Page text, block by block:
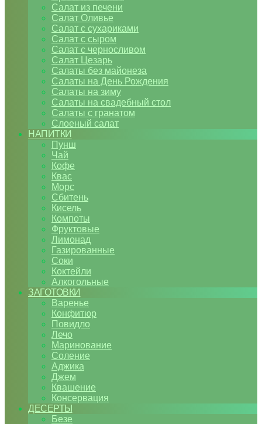
Салат из печени
Салат Оливье
Салат с сухариками
Салат с сыром
Салат с черносливом
Салат Цезарь
Салаты без майонеза
Салаты на День Рождения
Салаты на зиму
Салаты на свадебный стол
Салаты с гранатом
Слоеный салат
НАПИТКИ
Пунш
Чай
Кофе
Квас
Морс
Сбитень
Кисель
Компоты
Фруктовые
Лимонад
Газированные
Соки
Коктейли
Алкогольные
ЗАГОТОВКИ
Варенье
Конфитюр
Повидло
Лечо
Маринование
Соление
Аджика
Джем
Квашение
Консервация
ДЕСЕРТЫ
Безе